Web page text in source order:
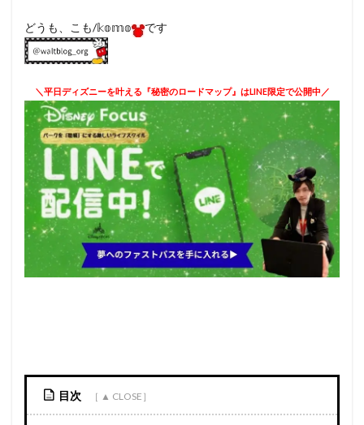
どうも、こも/𝕜𝕠𝕞𝕠 です
＼平日ディズニーを叶える『秘密のロードマップ』はLINE限定で公開中／
目次